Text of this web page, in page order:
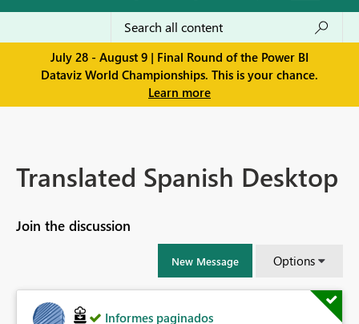
July 28 - August 9 | Final Round of the Power BI
Dataviz World Championships. This is your chance.
Learn more
Translated Spanish Desktop
Join the discussion
New Message Options
Informes paginados